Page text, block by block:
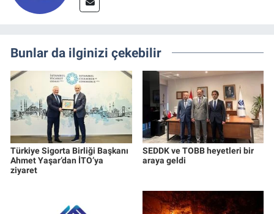
Bunlar da ilginizi çekebilir
Türkiye Sigorta Birliği Başkanı
Ahmet Yaşar’dan İTO’ya
ziyaret
SEDDK ve TOBB heyetleri bir
araya geldi